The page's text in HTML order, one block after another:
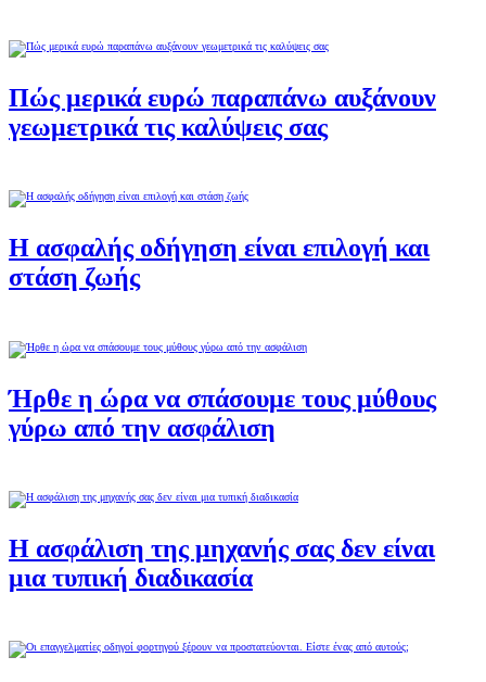
Πώς μερικά ευρώ παραπάνω αυξάνουν
γεωμετρικά τις καλύψεις σας
Η ασφαλής οδήγηση είναι επιλογή και
στάση ζωής
Ήρθε η ώρα να σπάσουμε τους μύθους
γύρω από την ασφάλιση
Η ασφάλιση της μηχανής σας δεν είναι
μια τυπική διαδικασία